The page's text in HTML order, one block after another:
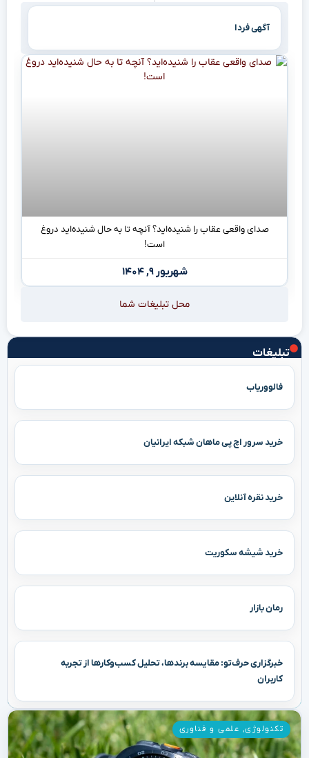
تبلیغات
فالووریاب
خرید سرور اچ پی ماهان شبکه ایرانیان
خرید نقره آنلاین
خرید شیشه سکوریت
رمان بازار
خبرگزاری حرف‌تو: مقایسه برندها، تحلیل کسب‌وکارها از تجربه
کاربران
تکنولوژی, علمی و فناوری
آگهی فردا
صدای واقعی عقاب را شنیده‌اید؟ آنچه تا به حال شنیده‌اید دروغ
است!
شهریور ۹, ۱۴۰۴
محل تبلیغات شما